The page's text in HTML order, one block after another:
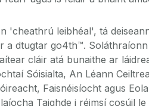
'cheathrú leibhéal', tá
a dtugtar go4th™.
cláir atá bunaithe ar
Sóisialta, An Léann
Faisnéisíocht agus
Taighde i réimsí cosúil